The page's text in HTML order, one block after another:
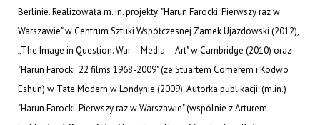
Berlinie. Realizowała m. in. projekty: "Harun Farocki. Pierwszy raz w
Warszawie" w Centrum Sztuki Współczesnej Zamek Ujazdowski (2012),
„The Image in Question. War – Media – Art" w Cambridge (2010) oraz
"Harun Farocki. 22 films 1968-2009" (ze Stuartem Comerem i Kodwo
Eshun) w Tate Modern w Londynie (2009). Autorka publikacji: (m.in.)
"Harun Farocki. Pierwszy raz w Warszawie" (wspólnie z Arturem